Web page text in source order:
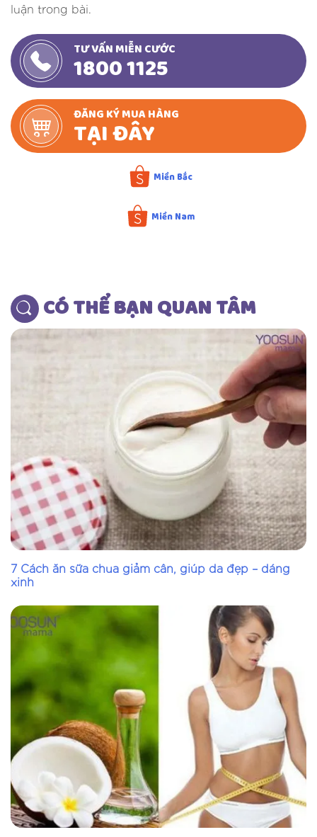
luận trong bài.
TƯ VẤN MIỄN CƯỚC
1800 1125
ĐĂNG KÝ MUA HÀNG
TẠI ĐÂY
Miền Bắc
Miền Nam
Đơn giá: 151.200đ/tuýp
Số lượng
TỔNG: VNĐ
CÓ THỂ BẠN QUAN TÂM
7 Cách ăn sữa chua giảm cân, giúp da đẹp – dáng
xinh